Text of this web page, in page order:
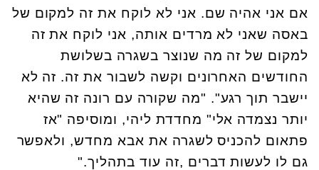
אם אני אהיה שם. אני לא לוקח את זה למקום של
באסה שאני לא מרדים אותה, אני לוקח את זה
למקום של זה מה שנוצר בשגרה בשלושת
החודשים האחרונים וקשה לשבור את זה. זה לא
יישבר תוך רגע". "מה שקורה עם רונה זה שהיא
יותר נצמדה אלי" מחדדת ליהי, ומוסיפה "אז
פתאום להכניס לשגרה את אבא מחדש, ולאפשר
גם לו לעשות דברים ,זה עוד בתהליך."